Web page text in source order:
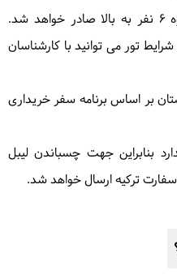
ویزای مغولستان در قالب گروه 6 نفر به بالا صادر خواهد شد.
شرایط تور می توانید با کارشناسان
بر اساس برنامه سفر خریداری
بنابراین جهت چسباندن لیبل
سفارت ترکیه ارسال خواهد شد.